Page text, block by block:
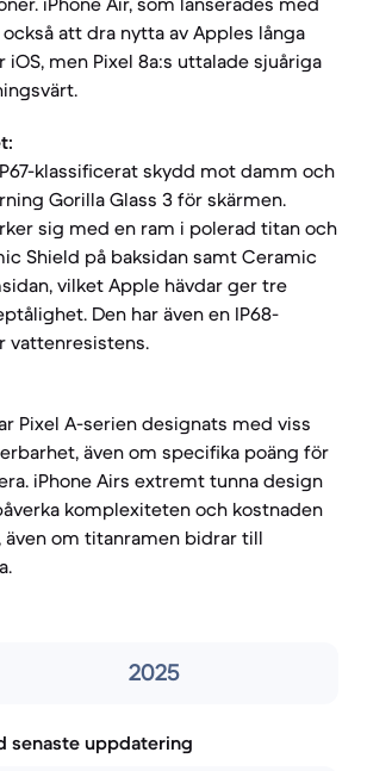
att dra nytta av Apples långa
men Pixel 8a:s uttalade sjuåriga
klassificerat skydd mot damm och
Gorilla Glass 3 för skärmen.
sig med en ram i polerad titan och
Shield på baksidan samt Ceramic
vilket Apple hävdar ger tre
Den har även en IP68-
vattenresistens.
Pixel A-serien designats med viss
även om specifika poäng för
iPhone Airs extremt tunna design
komplexiteten och kostnaden
även om titanramen bidrar till
2025
senaste uppdatering